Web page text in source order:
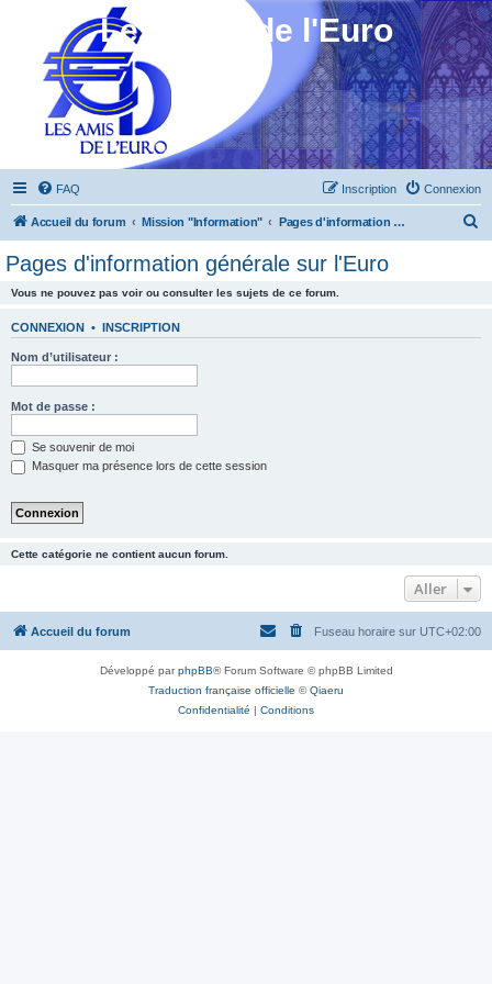
Les Amis de l'Euro
FAQ Connexion
Inscription
Accueil du forum Mission "Information" Pages d'information générale sur l'Euro
Pages d'information générale sur l'Euro
Vous ne pouvez pas voir ou consulter les sujets de ce forum.
CONNEXION • INSCRIPTION
Nom d’utilisateur :
Mot de passe :
Se souvenir de moi
Masquer ma présence lors de cette session
Cette catégorie ne contient aucun forum.
Aller
Accueil du forum Fuseau horaire sur UTC+02:00
Développé parphpBB® Forum Software © phpBB Limited
Traduction française officielle ©Qiaeru
Confidentialité | Conditions